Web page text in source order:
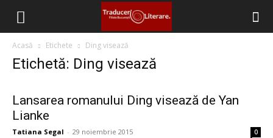
Filiala
București
Acasă Etichete Ding visează
Etichetă: Ding visează
Lansarea romanului Ding visează de Yan
Lianke
Tatiana Segal - 29 noiembrie 2015 0